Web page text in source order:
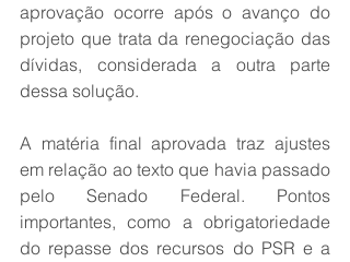
aprovação ocorre após o avanço do
projeto que trata da renegociação das
dívidas, considerada a outra parte
dessa solução.
A matéria final aprovada traz ajustes
em relação ao texto que havia passado
pelo Senado Federal. Pontos
importantes, como a obrigatoriedade
do repasse dos recursos do PSR e a